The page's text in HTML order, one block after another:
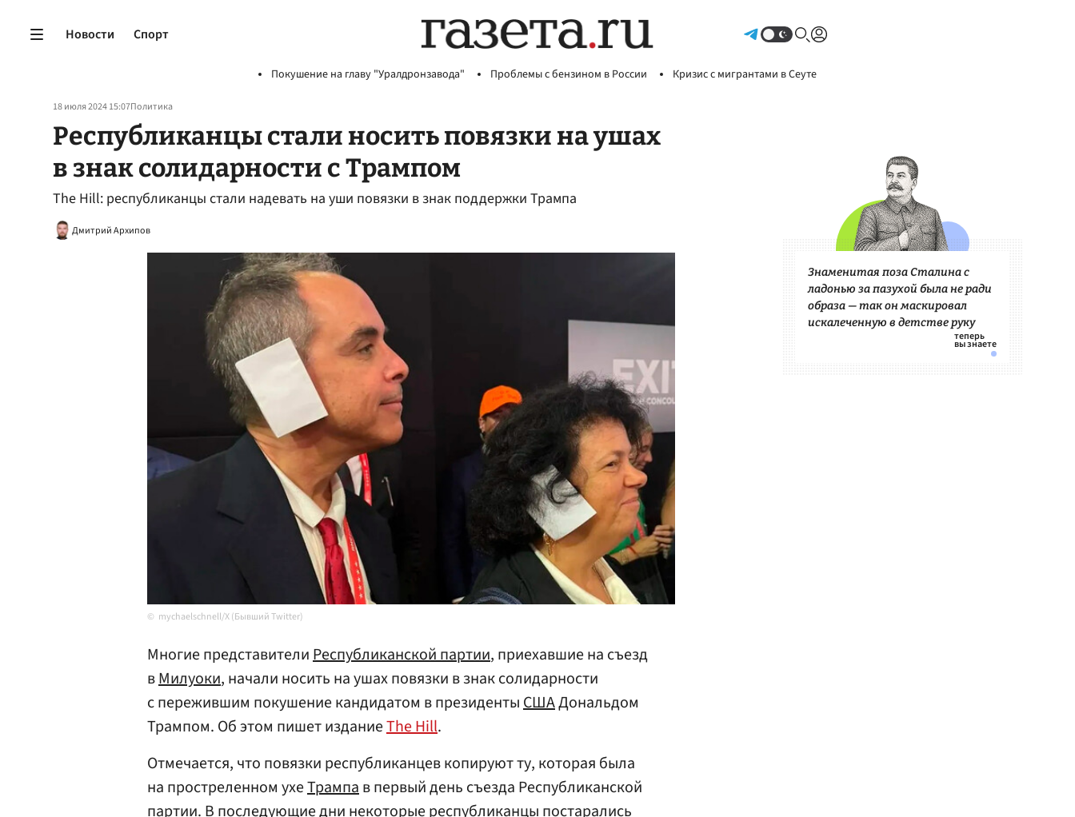
Новости Спорт
Покушение на главу "Уралдронзавода" Проблемы с бензином в России Кризис с мигрантами в Сеуте
18 июля 2024 15:07Политика
Республиканцы стали носить повязки на ушах
в знак солидарности с Трампом
The Hill: республиканцы стали надевать на уши повязки в знак поддержки Трампа
Дмитрий Архипов
mychaelschnell/X (Бывший Twitter)
Многие представителиРеспубликанской партии, приехавшие на съезд
вМилуоки, начали носить на ушах повязки в знак солидарности
с пережившим покушение кандидатом в президентыСШАДональдом
Трампом. Об этом пишет изданиеThe Hill.
Отмечается, что повязки республиканцев копируют ту, которая была
на простреленном ухеТрампав первый день съезда Республиканской
партии. В последующие дни некоторые республиканцы постарались
Знаменитая поза Сталина с
ладонью за пазухой была не ради
образа — так он маскировал
искалеченную в детстве руку